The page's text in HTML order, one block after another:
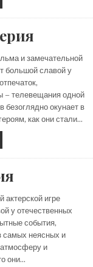
и замечательной
большой славой у
– телевещания одной
безоглядно окунает в
как они стали…
актерской игре
у отечественных
события,
самых неясных и
и
они…